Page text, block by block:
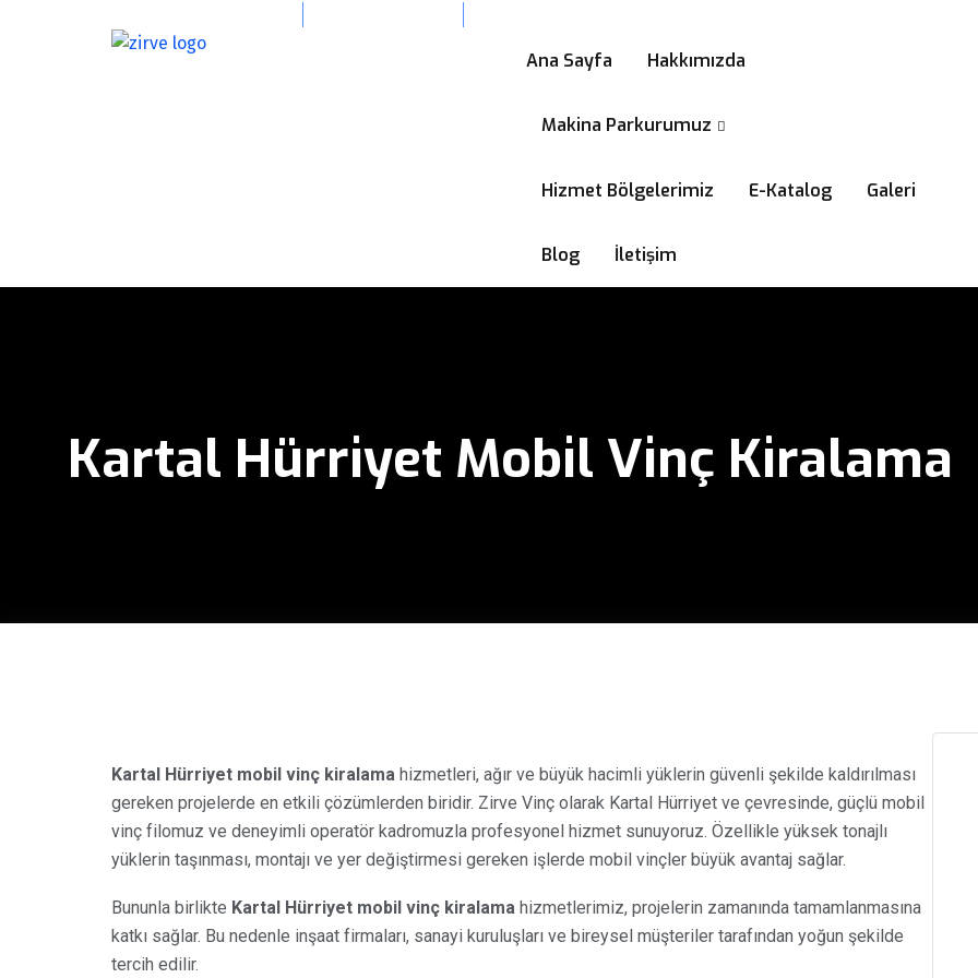
Ana Sayfa Hakkımızda
Makina Parkurumuz
Hizmet Bölgelerimiz E-Katalog Galeri
Blog İletişim
Kartal Hürriyet Mobil Vinç Kiralama
Kartal Hürriyet mobil vinç kiralama hizmetleri, ağır ve büyük hacimli yüklerin güvenli şekilde kaldırılması
gereken projelerde en etkili çözümlerden biridir. Zirve Vinç olarak Kartal Hürriyet ve çevresinde, güçlü mobil
vinç filomuz ve deneyimli operatör kadromuzla profesyonel hizmet sunuyoruz. Özellikle yüksek tonajlı
yüklerin taşınması, montajı ve yer değiştirmesi gereken işlerde mobil vinçler büyük avantaj sağlar.
Bununla birlikte Kartal Hürriyet mobil vinç kiralama hizmetlerimiz, projelerin zamanında tamamlanmasına
katkı sağlar. Bu nedenle inşaat firmaları, sanayi kuruluşları ve bireysel müşteriler tarafından yoğun şekilde
tercih edilir.